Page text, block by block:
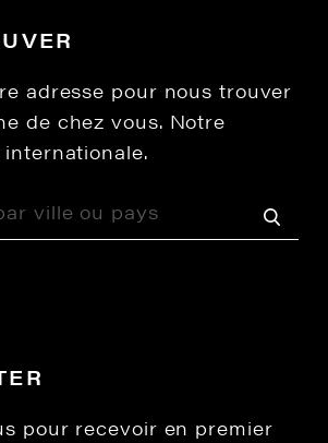
adresse pour nous trouver
de chez vous. Notre
pour recevoir en premier